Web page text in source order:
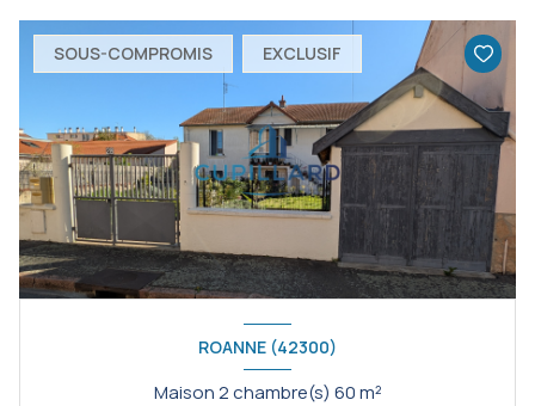
SOUS-COMPROMIS EXCLUSIF
ROANNE (42300)
Maison 2 chambre(s) 60 m²